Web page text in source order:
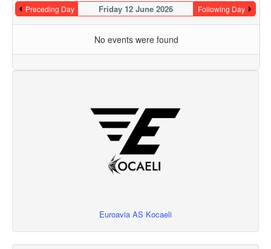
Preceding Day Friday 12 June 2026 Following Day
No events were found
Euroavia AS Kocaeli